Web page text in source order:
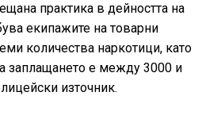
практика в дейността на
екипажите на товарни
количества наркотици, като
заплащането е между 3000 и
източник.